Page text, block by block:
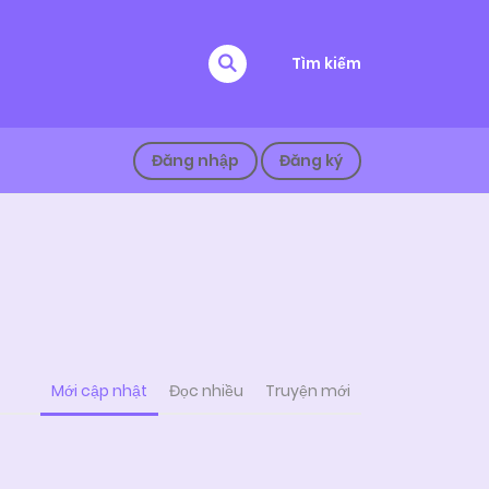
Tìm kiếm
Đăng nhập Đăng ký
Mới cập nhật Đọc nhiều Truyện mới